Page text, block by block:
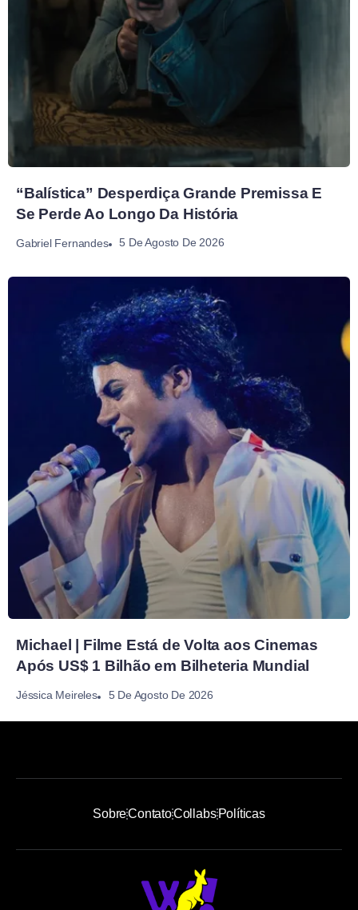
“Balística” Desperdiça Grande Premissa E
Se Perde Ao Longo Da História
Gabriel Fernandes 5 De Agosto De 2026
Michael | Filme Está de Volta aos Cinemas
Após US$ 1 Bilhão em Bilheteria Mundial
Jéssica Meireles 5 De Agosto De 2026
SobreContatoCollabsPolíticas